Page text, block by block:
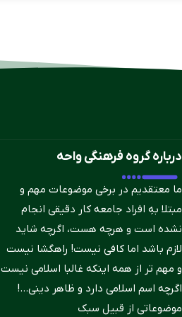
درباره گروه فرهنگی واحه
ما معتقدیم در برخی موضوعات مهم و
مبتلا بهِ افراد جامعه کار دقیقی انجام
نشده است و هرچه هست، اگرچه شاید
لازم باشد اما کافی نیست! راهگشا نیست
و مهم تر از همه اینکه غالبا اسلامی نیست
اگرچه اسم اسلامی دارد و ظاهر دینی…!
موضوعاتی از قبیل سبک